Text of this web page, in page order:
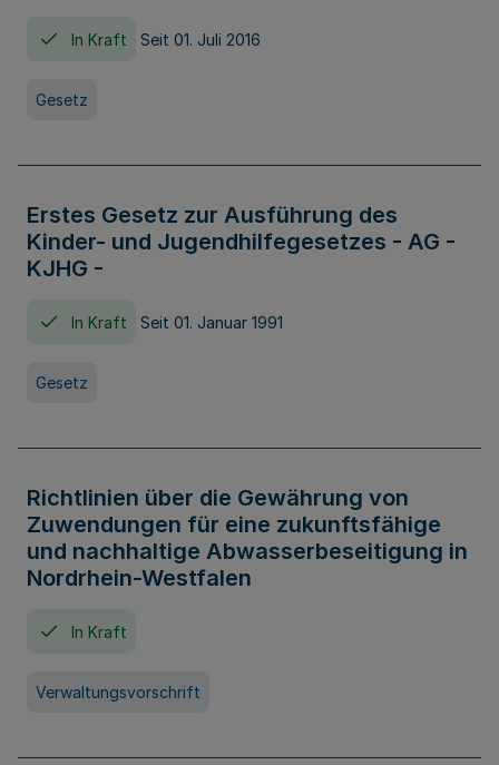
In Kraft Seit 01. Juli 2016
Gesetz
Erstes Gesetz zur Ausführung des
Kinder- und Jugendhilfegesetzes - AG -
KJHG -
In Kraft Seit 01. Januar 1991
Gesetz
Richtlinien über die Gewährung von
Zuwendungen für eine zukunftsfähige
und nachhaltige Abwasserbeseitigung in
Nordrhein-Westfalen
In Kraft
Verwaltungsvorschrift